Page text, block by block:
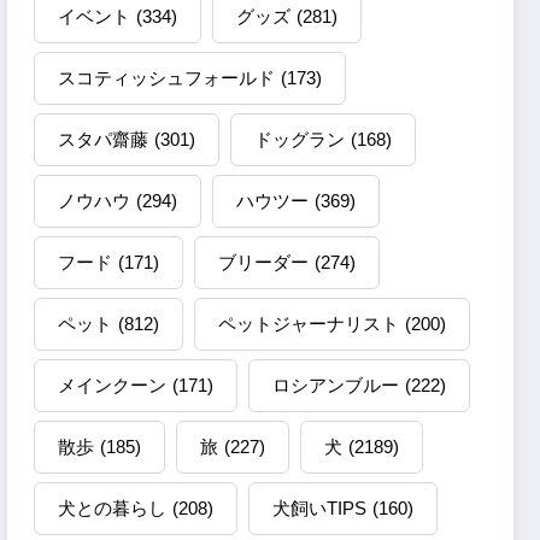
イベント (334) グッズ (281)
スコティッシュフォールド (173)
スタパ齋藤 (301) ドッグラン (168)
ノウハウ (294) ハウツー (369)
フード (171) ブリーダー (274)
ペット (812) ペットジャーナリスト (200)
メインクーン (171) ロシアンブルー (222)
散歩 (185) 旅 (227) 犬 (2189)
犬との暮らし (208) 犬飼いTIPS (160)